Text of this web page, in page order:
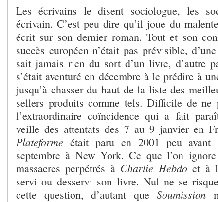
Les écrivains le disent sociologue, les
écrivain. C’est peu dire qu’il joue du
écrit sur son dernier roman. Tout et son
succès européen n’était pas prévisible,
sait jamais rien du sort d’un livre, d’autre
s’était aventuré en décembre à le prédire à
jusqu’à chasser du haut de la liste des
sellers produits comme tels. Difficile de ne
l’extraordinaire coïncidence qui a fait
veille des attentats des 7 au 9 janvier en
Plateforme était paru en 2001 peu avant
septembre à New York. Ce que l’on
massacres perpétrés à Charlie Hebdoet à
servi ou desservi son livre. Nul ne se
cette question, d’autant queSoumission